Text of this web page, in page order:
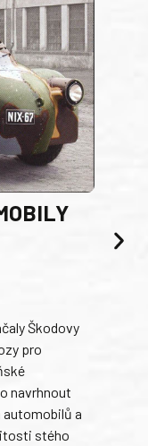
Škodovy
pro
navrhnout
a
stého